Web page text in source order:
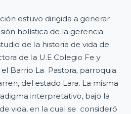
estuvo dirigida a generar
holística de la gerencia
de la historia de vida de
de la U.E Colegio Fe y
Barrio La Pastora, parroquia
del estado Lara. La misma
interpretativo, bajo la
vida, en la cual se consideró